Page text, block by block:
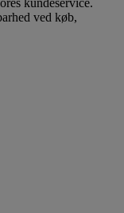
kundeservice.
ved køb,